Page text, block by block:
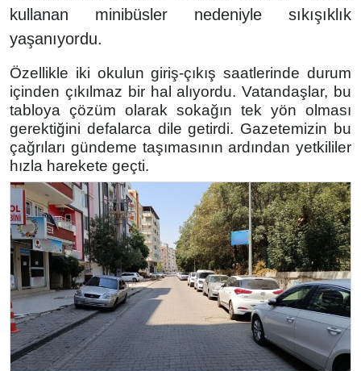
kullanan minibüsler nedeniyle sıkışıklık
yaşanıyordu.
Özellikle iki okulun giriş-çıkış saatlerinde durum
içinden çıkılmaz bir hal alıyordu. Vatandaşlar, bu
tabloya çözüm olarak sokağın tek yön olması
gerektiğini defalarca dile getirdi. Gazetemizin bu
çağrıları gündeme taşımasının ardından yetkililer
hızla harekete geçti.